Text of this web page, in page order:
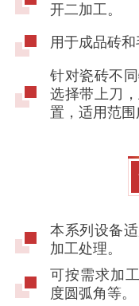
开二加工。
用于成品砖和
针对瓷砖不
选择带上刀
置，适用范围
本系列设备
加工处理。
可按需求加
度圆弧角等。